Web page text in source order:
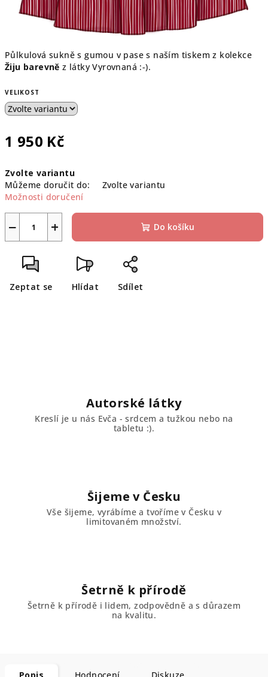
Půlkulová sukně s gumou v pase s naším tiskem z kolekce
Žiju barevně z látky Vyrovnaná :-).
VELIKOST
1 950 Kč
cena:
Zvolte variantu
Můžeme doručit do:
Zvolte variantu
Možnosti doručení
+
− Do košíku
Zeptat se Hlídat Sdílet
Autorské látky
Kreslí je u nás Evča - srdcem a tužkou nebo na
tabletu :).
Šijeme v Česku
Vše šijeme, vyrábíme a tvoříme v Česku v
limitovaném množství.
Šetrně k přírodě
Šetrně k přírodě i lidem, zodpovědně a s důrazem
na kvalitu.